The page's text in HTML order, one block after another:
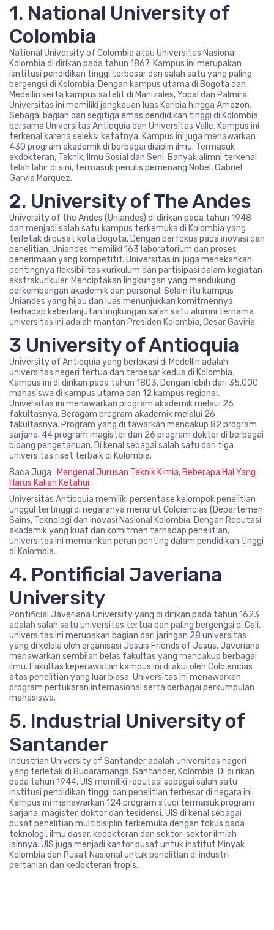
1. National University of
Colombia
National University of Colombia atau Universitas Nasional
Kolombia di dirikan pada tahun 1867. Kampus ini merupakan
isntitusi pendidikan tinggi terbesar dan salah satu yang paling
bergengsi di Kolombia. Dengan kampus utama di Bogota dan
Medellin serta kampus satelit di Manizales, Yopal dan Palmira.
Universitas ini memiliki jangkauan luas Karibia hingga Amazon.
Sebagai bagian dari segitiga emas pendidikan tinggi di Kolombia
bersama Universitas Antioquia dan Universitas Valle. Kampus ini
terkenal karena seleksi ketatnya. Kampus ini juga menawarkan
430 program akademik di berbagai disiplin ilmu. Termasuk
ekdokteran, Teknik, Ilmu Sosial dan Seni. Banyak alimni terkenal
telah lahir di sini, termasuk penulis pemenang Nobel, Gabriel
Garvia Marquez.
2. University of The Andes
University of the Andes (Uniandes) di dirikan pada tahun 1948
dan menjadi salah satu kampus terkemuka di Kolombia yang
terletak di pusat kota Bogota. Dengan berfokus pada inovasi dan
penelitian. Uniandes memiliki 163 laboratorium dan proses
penerimaan yang kompetitif. Universitas ini juga menekankan
pentingnya fleksibilitas kurikulum dan partisipasi dalam kegiatan
ekstrakurikuler. Menciptakan lingkungan yang mendukung
perkembangan akademik dan personal. Selain itu kampus
Uniandes yang hijau dan luas menunjukkan komitmennya
terhadap keberlanjutan lingkungan salah satu alumni ternama
universitas ini adalah mantan Presiden Kolombia, Cesar Gaviria.
3 University of Antioquia
University of Antioquia yang berlokasi di Medellin adalah
universitas negeri tertua dan terbesar kedua di Kolombia.
Kampus ini di dirikan pada tahun 1803. Dengan lebih dari 35.000
mahasiswa di kampus utama dan 12 kampus regional.
Universitas ini menawarkan program akademik melaui 26
fakultasnya. Beragam program akademik melalui 26
fakultasnya. Program yang di tawarkan mencakup 82 program
sarjana, 44 program magister dan 26 program doktor di berbagai
bidang pengetahuan. Di kenal sebagai salah satu dari tiga
universitas riset terbaik di Kolombia.
Baca Juga : Mengenal Jurusan Teknik Kimia, Beberapa Hal Yang
Harus Kalian Ketahui
Universitas Antioquia memiliki persentase kelompok penelitian
unggul tertinggi di negaranya menurut Colciencias (Departemen
Sains, Teknologi dan Inovasi Nasional Kolombia. Dengan Reputasi
akademik yang kuat dan komitmen terhadap penelitian,
universitas ini memainkan peran penting dalam pendidikan tinggi
di Kolombia.
4. Pontificial Javeriana
University
Pontificial Javeriana University yang di dirikan pada tahun 1623
adalah salah satu universitas tertua dan paling bergengsi di Cali,
universitas ini merupakan bagian dari jaringan 28 universitas
yang di kelola oleh organisasi Jesuis Friends of Jesus. Javeriana
menawarkan sembilan belas fakultas yang mencakup berbagai
ilmu. Fakultas keperawatan kampus ini di akui oleh Colciencias
atas penelitian yang luar biasa. Universitas ini menawarkan
program pertukaran internasional serta berbagai perkumpulan
mahasiswa.
5. Industrial University of
Santander
Industrian University of Santander adalah universitas negeri
yang terletak di Bucaramanga, Santander, Kolombia. Di di rikan
pada tahun 1944, UIS memiliki reputasi sebagai salah satu
institusi pendidikan tinggi dan penelitian terbesar di negara ini.
Kampus ini menawarkan 124 program studi termasuk program
sarjana, magister, doktor dan tesidensi. UIS di kenal sebagai
pusat penelitian multidisiplin terkemuka dengan fokus pada
teknologi, ilmu dasar, kedokteran dan sektor-sektor ilmiah
lainnya. UIS juga menjadi kantor pusat untuk institut Minyak
Kolombia dan Pusat Nasional untuk penelitian di industri
pertanian dan kedokteran tropis.